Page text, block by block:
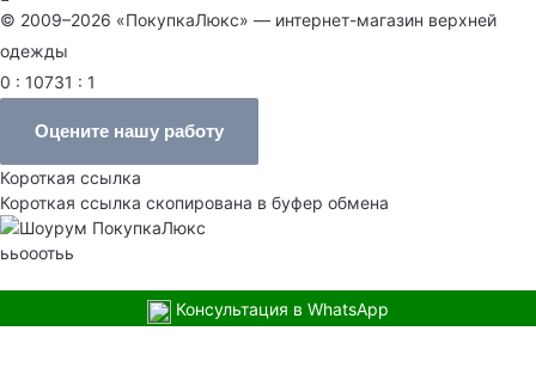
© 2009–2026 «ПокупкаЛюкс» — интернет-магазин верхней
одежды
0 : 10731 : 1
Оцените нашу работу
Короткая ссылка
Короткая ссылка скопирована в буфер обмена
ььооотьь
Консультация в WhatsApp